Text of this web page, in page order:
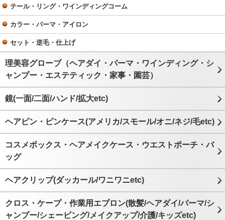
テール・リング・ワインディングコーム
カラー・パーマ・アイロン
セット・逆毛・仕上げ
理美容グローブ（ヘアダイ・パーマ・ワインディング・シ
ャンプー・エステティック・家事・園芸）
鏡(一面/二面/ハンド/拡大etc)
ヘアピン・ピンケース(アメリカ/スモール/オニ/ネジ/毛etc)
コスメボックス・ヘアメイクケース・ウエストポーチ・バ
ッグ
ヘアクリップ(ダッカール/ワニワニetc)
クロス・ケープ・作業用エプロン(散髪/ヘアダイ/パーマ/シ
ャンプー/シェービング/メイクアップ/介護/キッズetc)